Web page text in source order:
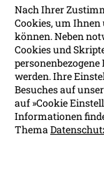
International
Kontakt
Presse
Soziale Medien
Barrierefreiheit
Datenschutz
Impressum
Nach Ihrer
Cookies, um Ihnen
können. Neben
Cookies und
werden. Ihre
Besuches auf
auf »Cookie
Informationen
Thema